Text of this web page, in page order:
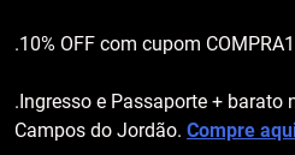
.10% OFF com cupom
.Ingresso e Passaporte + barato
Campos do Jordão. Compre